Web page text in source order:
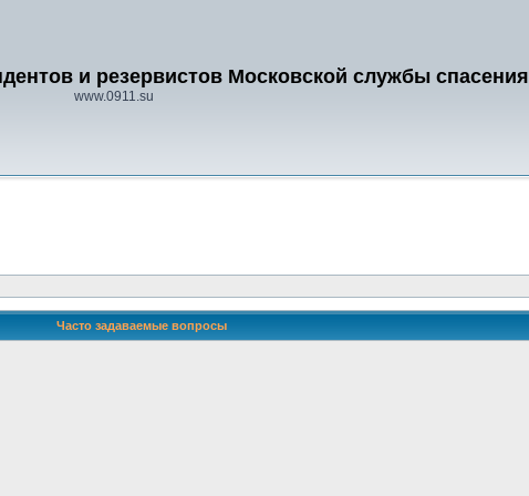
и резервистов Московской службы спасения
www.0911.su
Часто задаваемые вопросы